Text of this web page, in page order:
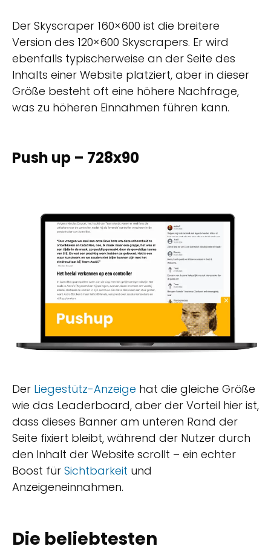
Der Skyscraper 160×600 ist die breitere
Version des 120×600 Skyscrapers. Er wird
ebenfalls typischerweise an der Seite des
Inhalts einer Website platziert, aber in dieser
Größe besteht oft eine höhere Nachfrage,
was zu höheren Einnahmen führen kann.
Push up – 728x90
Der Liegestütz-Anzeige hat die gleiche Größe
wie das Leaderboard, aber der Vorteil hier ist,
dass dieses Banner am unteren Rand der
Seite fixiert bleibt, während der Nutzer durch
den Inhalt der Website scrollt – ein echter
Boost für Sichtbarkeit und
Anzeigeneinnahmen.
Die beliebtesten